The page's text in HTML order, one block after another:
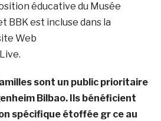
éducative du Musée
BBK est incluse dans la
Web
sont un public prioritaire
Bilbao. Ils bénéficient
spécifique étoffée gr ce au